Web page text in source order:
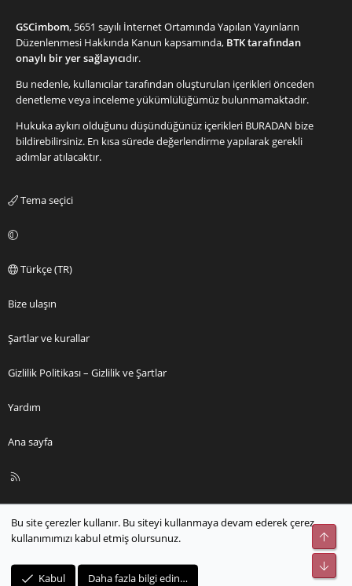
GSCimbom, 5651 sayılı İnternet Ortamında Yapılan Yayınların
Düzenlenmesi Hakkında Kanun kapsamında, BTK tarafından
onaylı bir yer sağlayıcıdır.
Bu nedenle, kullanıcılar tarafından oluşturulan içerikleri önceden
denetleme veya inceleme yükümlülüğümüz bulunmamaktadır.
Hukuka aykırı olduğunu düşündüğünüz içerikleri BURADAN bize
bildirebilirsiniz. En kısa sürede değerlendirme yapılarak gerekli
adımlar atılacaktır.
Tema seçici
Türkçe (TR)
Bize ulaşın
Şartlar ve kurallar
Gizlilik Politikası – Gizlilik ve Şartlar
Yardım
Ana sayfa
R
S
Bu site çerezler kullanır. Bu siteyi kullanmaya devam ederek çerez
kullanımımızı kabul etmiş olursunuz.
Kabul Daha fazla bilgi edin…